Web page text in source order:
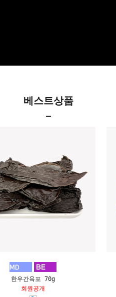
베스트상품
한우간육포 70g
회원공개